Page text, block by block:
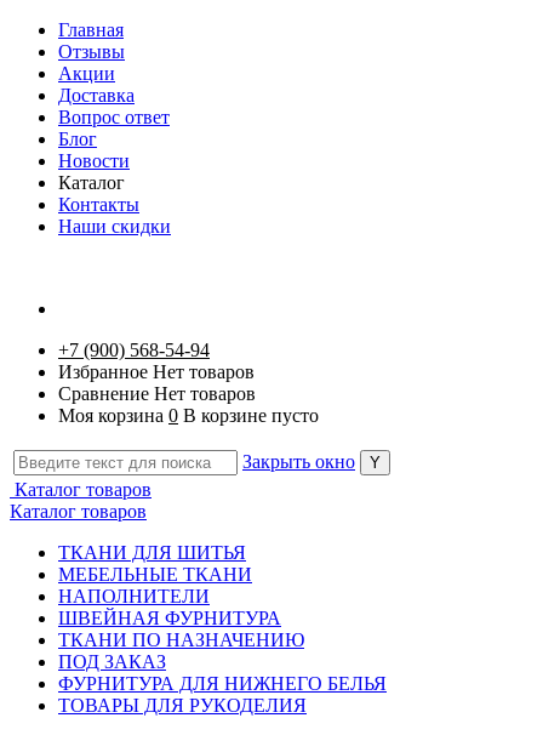
Главная
Отзывы
Акции
Доставка
Вопрос ответ
Блог
Новости
Каталог
Контакты
Наши скидки
+7 (900) 568-54-94
Избранное Нет товаров
Сравнение Нет товаров
Моя корзина 0 В корзине пусто
Закрыть окно
Каталог товаров
Каталог товаров
ТКАНИ ДЛЯ ШИТЬЯ
МЕБЕЛЬНЫЕ ТКАНИ
НАПОЛНИТЕЛИ
ШВЕЙНАЯ ФУРНИТУРА
ТКАНИ ПО НАЗНАЧЕНИЮ
ПОД ЗАКАЗ
ФУРНИТУРА ДЛЯ НИЖНЕГО БЕЛЬЯ
ТОВАРЫ ДЛЯ РУКОДЕЛИЯ